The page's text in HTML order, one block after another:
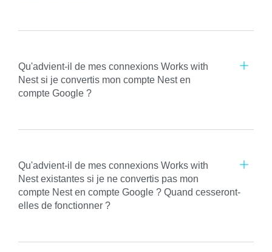
Qu'advient-il de mes connexions Works with
Nest si je convertis mon compte Nest en
compte Google ?
Qu'advient-il de mes connexions Works with
Nest existantes si je ne convertis pas mon
compte Nest en compte Google ? Quand cesseront-
elles de fonctionner ?